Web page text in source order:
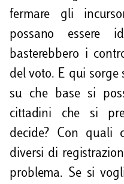
fermare gli
possano essere
basterebbero i
del voto. E qui sorge
su che base si
cittadini che si
decide? Con quali
diversi di
problema. Se si